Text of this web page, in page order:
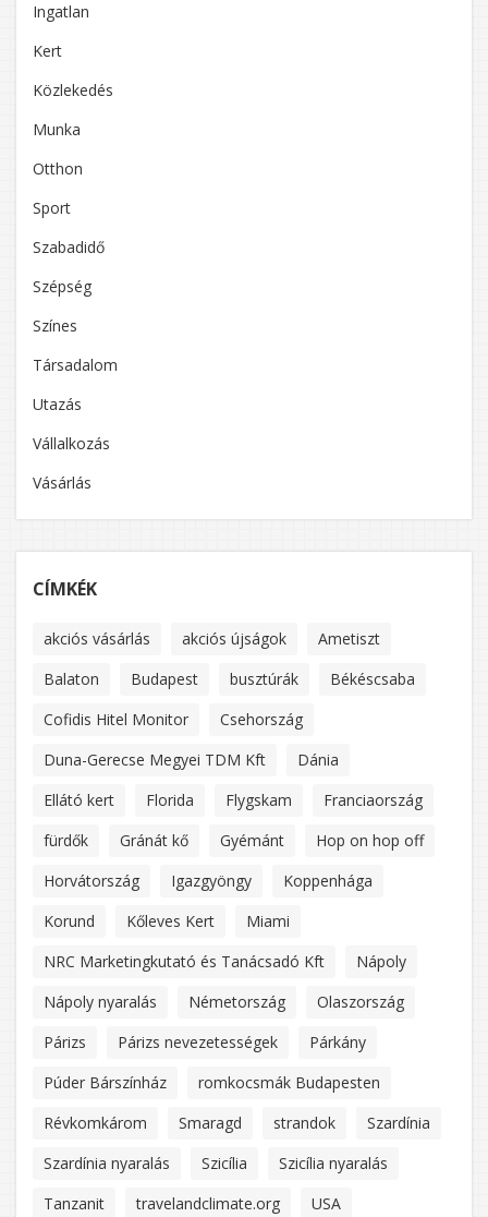
Ingatlan
Kert
Közlekedés
Munka
Otthon
Sport
Szabadidő
Szépség
Színes
Társadalom
Utazás
Vállalkozás
Vásárlás
CÍMKÉK
akciós vásárlás akciós újságok
Ametiszt
Balaton
Budapest busztúrák
Békéscsaba
Cofidis Hitel Monitor
Csehország
Duna-Gerecse Megyei TDM Kft
Dánia
Ellátó kert
Florida Flygskam
Franciaország
fürdők
Gránát kő Gyémánt
Hop on hop off
Horvátország
Igazgyöngy
Koppenhága
Korund
Kőleves Kert
Miami
NRC Marketingkutató és Tanácsadó Kft
Nápoly
Nápoly nyaralás
Németország
Olaszország
Párizs
Párizs nevezetességek
Párkány
Púder Bárszínház
romkocsmák Budapesten
Révkomkárom
Smaragd strandok
Szardínia
Szardínia nyaralás
Szicília
Szicília nyaralás
Tanzanit
travelandclimate.org USA